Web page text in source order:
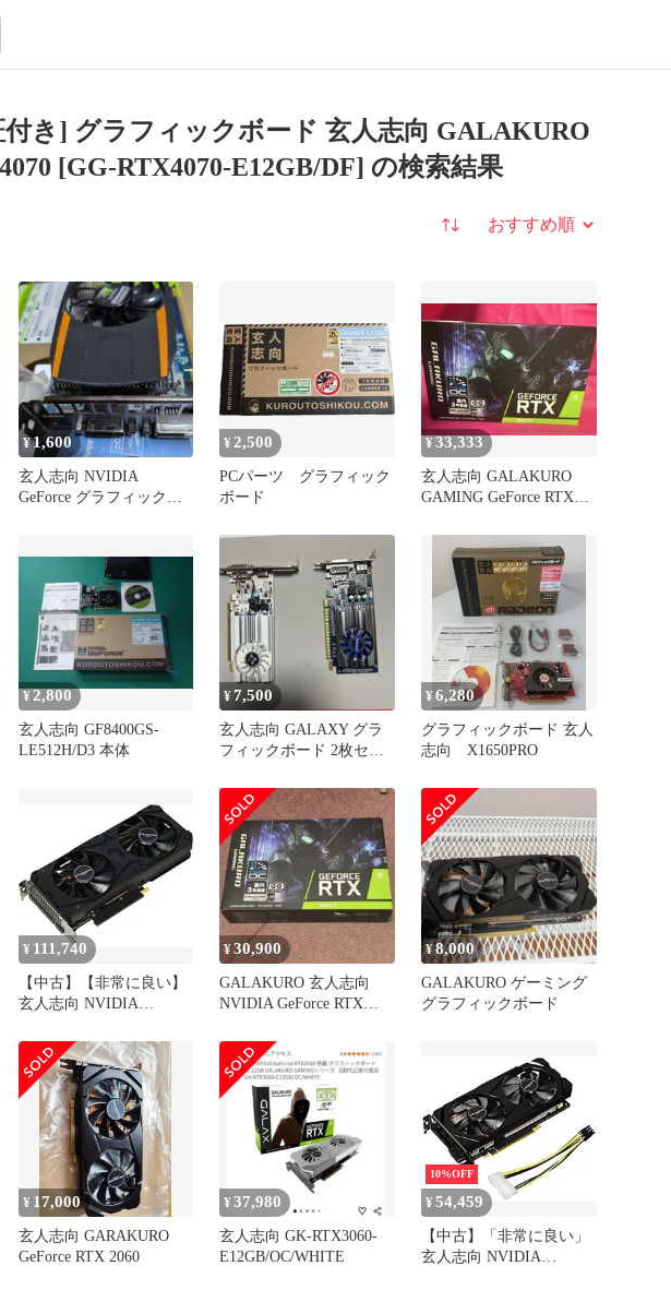
き] グラフィックボード 玄人志向 GALAKURO
[GG-RTX4070-E12GB/DF] の検索結果
並び替え
¥1,600
玄人志向 NVIDIA
GeForce グラフィックボ
¥ 2,500
PCパーツ グラフィック
ボード
¥33,333
玄人志向 GALAKURO
GAMING GeForce RTX
¥ 2,800
玄人志向 GF8400GS-
LE512H/D3 本体
¥7,500
玄人志向 GALAXY グラ
フィックボード 2枚セッ
¥6,280
グラフィックボード 玄人
志向 X1650PRO
¥ 111,740
【中古】【非常に良い】
玄人志向 NVIDIA
ラフィックボード
GDDR6 12GB
GALAKURO GAMINGシ
リーズ GG-RTX3060-
E12GB/OC/DF
¥30,900
GALAKURO 玄人志向
NVIDIA GeForce RTX
¥8,000
GALAKURO ゲーミング
グラフィックボード
¥ 17,000
玄人志向 GARAKURO
GeForce RTX 2060
¥ 37,980
玄人志向 GK-RTX3060-
E12GB/OC/WHITE
10%OFF
¥54,459
【中古】「非常に良い」
玄人志向 NVIDIA